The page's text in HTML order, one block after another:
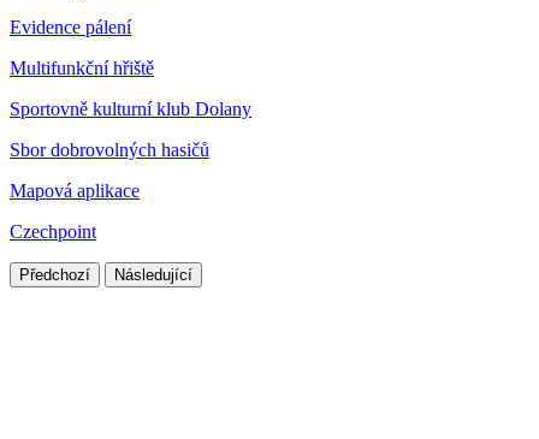
Evidence pálení
Multifunkční hřiště
Sportovně kulturní klub Dolany
Sbor dobrovolných hasičů
Mapová aplikace
Czechpoint
Předchozí Následující